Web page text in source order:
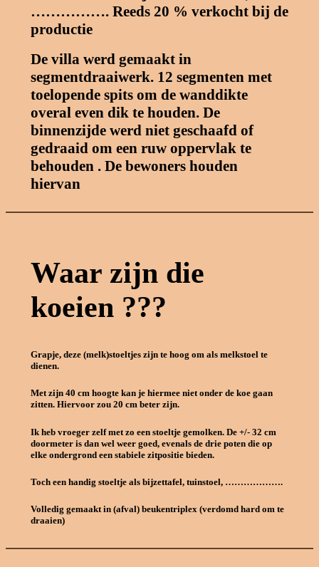
……………. Reeds 20 % verkocht bij de
productie
De villa werd gemaakt in
segmentdraaiwerk. 12 segmenten met
toelopende spits om de wanddikte
overal even dik te houden. De
binnenzijde werd niet geschaafd of
gedraaid om een ruw oppervlak te
behouden . De bewoners houden
hiervan
Waar zijn die
koeien ???
Grapje, deze (melk)stoeltjes zijn te hoog om als melkstoel te
dienen.
Met zijn 40 cm hoogte kan je hiermee niet onder de koe gaan
zitten. Hiervoor zou 20 cm beter zijn.
Ik heb vroeger zelf met zo een stoeltje gemolken. De +/- 32 cm
doormeter is dan wel weer goed, evenals de drie poten die op
elke ondergrond een stabiele zitpositie bieden.
Toch een handig stoeltje als bijzettafel, tuinstoel, ……………….
Volledig gemaakt in (afval) beukentriplex (verdomd hard om te
draaien)